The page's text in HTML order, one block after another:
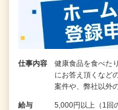
仕事内容
健康食品を食べた
にお答え頂くなど
案件や、弊社以外
給与 5,000円以上（1